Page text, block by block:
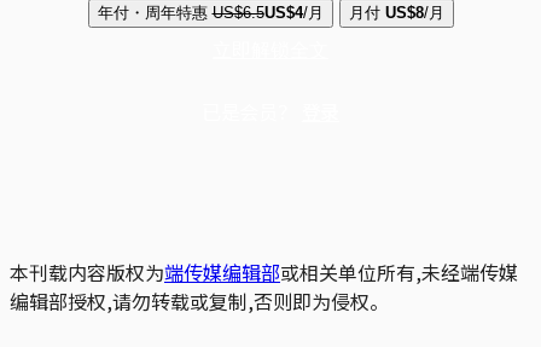
年付・周年特惠 US$6.5US$4/月 月付 US$8/月
本刊载内容版权为端传媒编辑部或相关单位所有,未经端传媒
编辑部授权,请勿转载或复制,否则即为侵权。